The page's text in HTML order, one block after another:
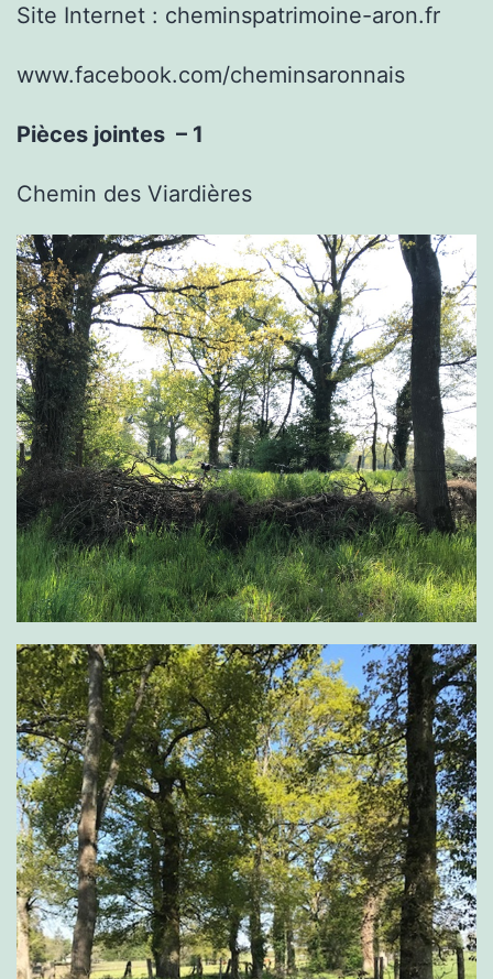
Site Internet : cheminspatrimoine-aron.fr
www.facebook.com/cheminsaronnais
Pièces jointes – 1
Chemin des Viardières